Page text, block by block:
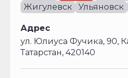
Жигулевск
Ульяновск
Адрес
ул. Юлиуса Фучика, 90,
Татарстан, 420140